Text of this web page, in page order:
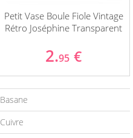
Petit Vase Boule Fiole Vintage
Rétro Joséphine Transparent
2.95 €
Basane
Cuivre